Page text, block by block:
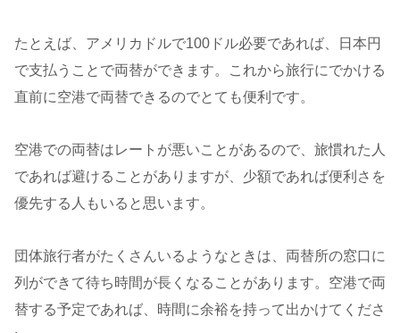
たとえば、アメリカドルで100ドル必要であれば、日本円
で支払うことで両替ができます。これから旅行にでかける
直前に空港で両替できるのでとても便利です。
空港での両替はレートが悪いことがあるので、旅慣れた人
であれば避けることがありますが、少額であれば便利さを
優先する人もいると思います。
団体旅行者がたくさんいるようなときは、両替所の窓口に
列ができて待ち時間が長くなることがあります。空港で両
替する予定であれば、時間に余裕を持って出かけてくださ